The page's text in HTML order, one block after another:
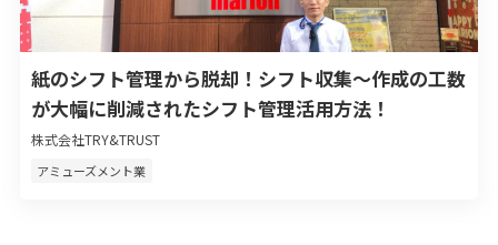
紙のシフト管理から脱却！シフト収集〜作成の工数
が大幅に削減されたシフト管理活用方法！
株式会社TRY&TRUST
アミューズメント業